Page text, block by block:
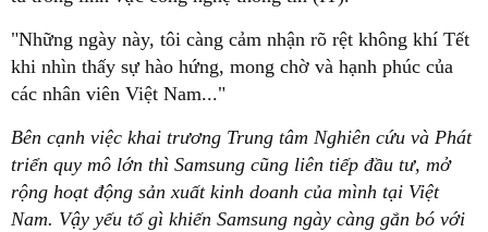
"Những ngày này, tôi càng cảm nhận rõ rệt không khí Tết
khi nhìn thấy sự hào hứng, mong chờ và hạnh phúc của
các nhân viên Việt Nam..."
Bên cạnh việc khai trương Trung tâm Nghiên cứu và Phát
triển quy mô lớn thì Samsung cũng liên tiếp đầu tư, mở
rộng hoạt động sản xuất kinh doanh của mình tại Việt
Nam. Vậy yếu tố gì khiến Samsung ngày càng gắn bó với